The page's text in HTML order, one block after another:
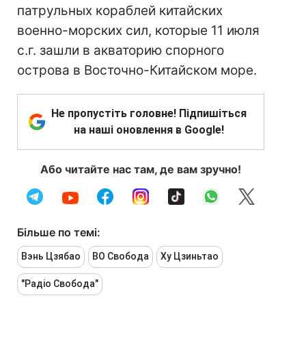
патрульных кораблей китайских
военно-морских сил, которые 11 июля
с.г. зашли в акваторию спорного
острова в Восточно-Китайском море.
Не пропустіть головне! Підпишіться
на наші оновлення в Google!
Або читайте нас там, де вам зручно!
Більше по темі:
Вэнь Цзябао ВО Свобода Ху Цзиньтао
"Радіо Свобода"